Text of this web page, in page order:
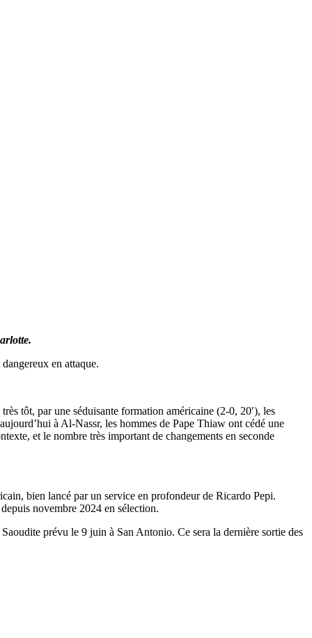
en attaque.
tôt, par une séduisante formation américaine (2-0, 20′), les
à Al-Nassr, les hommes de Pape Thiaw ont cédé une
et le nombre très important de changements en seconde
bien lancé par un service en profondeur de Ricardo Pepi.
novembre 2024 en sélection.
prévu le 9 juin à San Antonio. Ce sera la dernière sortie des